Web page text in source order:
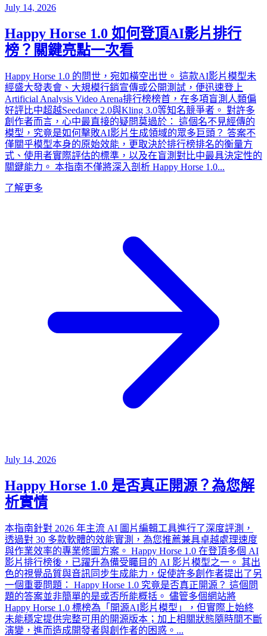
July 14, 2026
Happy Horse 1.0 如何登頂AI影片排行
榜？關鍵亮點一次看
Happy Horse 1.0 的問世，宛如橫空出世。 這款AI影片模型未
經盛大發表會、大規模行銷宣傳或公開測試，便迅速登上
Artificial Analysis Video Arena排行榜榜首，在多項盲測人類偏
好評比中超越Seedance 2.0與Kling 3.0等知名競爭者。 對許多
創作者而言，心中最直接的疑問莫過於： 這個名不見經傳的
模型，究竟是如何擊敗AI影片生成領域的眾多巨頭？ 答案不
僅關乎模型本身的原始效能，更取決於排行榜排名的衡量方
式、使用者實際評估的標準，以及在盲測對比中最具決定性的
關鍵能力。 本指南不僅將深入剖析 Happy Horse 1.0...
了解更多
July 14, 2026
Happy Horse 1.0 是否真正開源？為您解
析實情
本指南針對 2026 年主流 AI 圖片編輯工具進行了深度評測，
透過對 30 多款軟體的效能實測，為您推薦兼具卓越處理速度
與作業效率的專業修圖方案。 Happy Horse 1.0 在登頂多個 AI
影片排行榜後，已躍升為備受矚目的 AI 影片模型之一。 其出
色的視覺品質與音訊同步生成能力，促使許多創作者提出了另
一個重要問題： Happy Horse 1.0 究竟是否真正開源？ 這個問
題的答案並非簡單的是或否所能概括。 儘管多個網站將
Happy Horse 1.0 標榜為「開源AI影片模型」，但實際上始終
未能穩定提供完整可用的開源版本；加上相關狀態隨時間不斷
演變，進而造成開發者與創作者的困惑。...